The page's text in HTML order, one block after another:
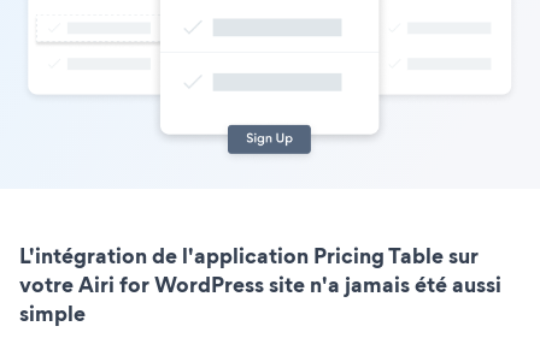
L'intégration de l'application Pricing Table sur
votre Airi for WordPress site n'a jamais été aussi
simple